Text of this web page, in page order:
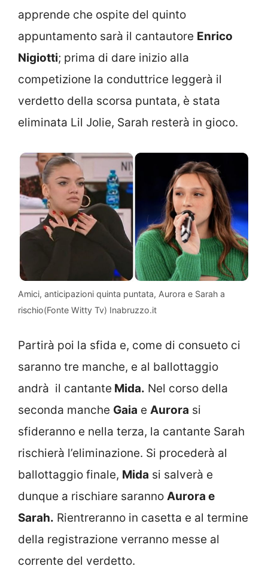
apprende che ospite del quinto
appuntamento sarà il cantautore Enrico
Nigiotti; prima di dare inizio alla
competizione la conduttrice leggerà il
verdetto della scorsa puntata, è stata
eliminata Lil Jolie, Sarah resterà in gioco.
Amici, anticipazioni quinta puntata, Aurora e Sarah a
rischio(Fonte Witty Tv) Inabruzzo.it
Partirà poi la sfida e, come di consueto ci
saranno tre manche, e al ballottaggio
andrà il cantante Mida. Nel corso della
seconda manche Gaia e Aurora si
sfideranno e nella terza, la cantante Sarah
rischierà l’eliminazione. Si procederà al
ballottaggio finale, Mida si salverà e
dunque a rischiare saranno Aurora e
Sarah. Rientreranno in casetta e al termine
della registrazione verranno messe al
corrente del verdetto.